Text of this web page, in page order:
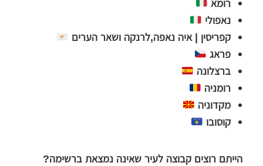
רומא
נאפולי
קפריסין | איה נאפה,לרנקה ושאר הערים
פראג
ברצלונה
רומניה
מקדוניה
קוסובו
הייתם רוצים קבוצה לעיר שאינה נמצאת ברשימה?